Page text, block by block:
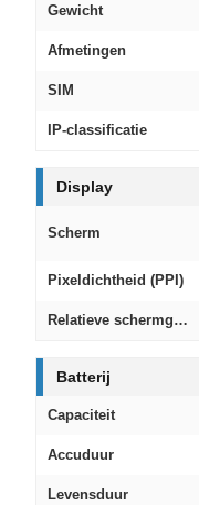
Gewicht
Afmetingen
SIM
IP‑classificatie
Display
Scherm
Pixeldichtheid (PPI)
Relatieve schermgrootte
Batterij
Capaciteit
Accuduur
Levensduur